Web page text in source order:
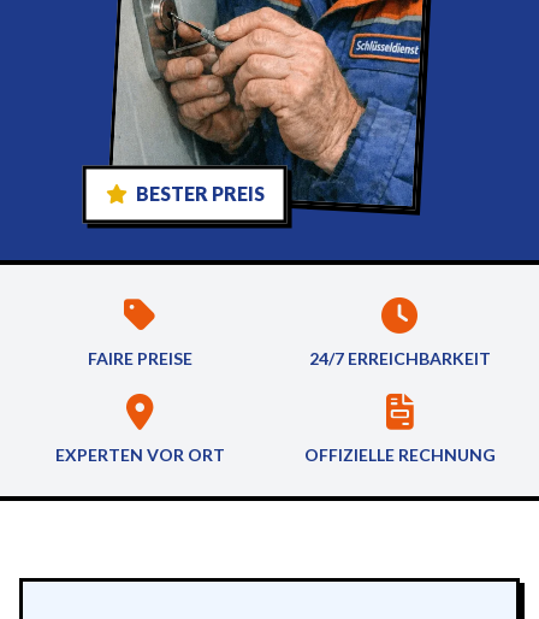
BESTER PREIS
FAIRE PREISE 24/7 ERREICHBARKEIT
EXPERTEN VOR ORT OFFIZIELLE RECHNUNG